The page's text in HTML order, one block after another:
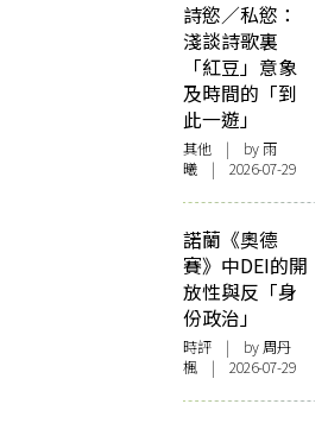
詩慾／私慾：
淺談詩歌裏
「紅豆」意象
及時間的「到
此一遊」
其他 | by 雨
曦 | 2026-07-29
諾蘭《奧德
賽》中DEI的開
放性與反「身
份政治」
時評 | by周丹
楓 | 2026-07-29